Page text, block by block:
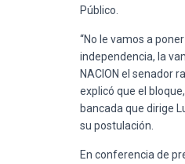
Público.
“No le vamos a
independencia, la
NACION el senador
explicó que el
bancada que dirige
su postulación.
En conferencia de